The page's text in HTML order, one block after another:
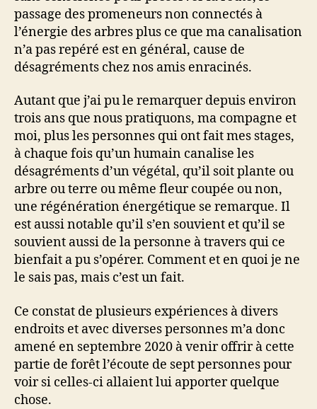
passage des promeneurs non connectés à
l’énergie des arbres plus ce que ma canalisation
n’a pas repéré est en général, cause de
désagréments chez nos amis enracinés.
Autant que j’ai pu le remarquer depuis environ
trois ans que nous pratiquons, ma compagne et
moi, plus les personnes qui ont fait mes stages,
à chaque fois qu’un humain canalise les
désagréments d’un végétal, qu’il soit plante ou
arbre ou terre ou même fleur coupée ou non,
une régénération énergétique se remarque. Il
est aussi notable qu’il s’en souvient et qu’il se
souvient aussi de la personne à travers qui ce
bienfait a pu s’opérer. Comment et en quoi je ne
le sais pas, mais c’est un fait.
Ce constat de plusieurs expériences à divers
endroits et avec diverses personnes m’a donc
amené en septembre 2020 à venir offrir à cette
partie de forêt l’écoute de sept personnes pour
voir si celles-ci allaient lui apporter quelque
chose.